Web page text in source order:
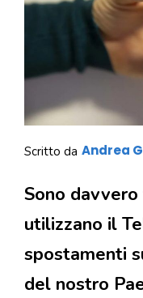
Scritto da Andrea
Sono
utilizzano il
spostamenti
del nostro